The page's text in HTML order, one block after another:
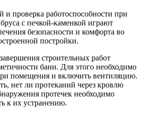
проверка работоспособности при
с печкой-каменкой играют
безопасности и комфорта во
постройки.
строительных работ
бани. Для этого необходимо
помещения и включить вентиляцию.
нет ли протеканий через кровлю
протечек необходимо
к их устранению.